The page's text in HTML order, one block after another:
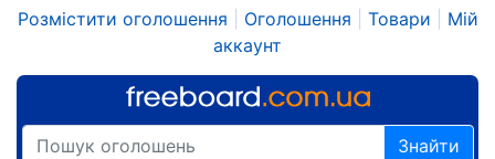
Розмістити оголошення Оголошення Товари
Мій
аккаунт
Знайти